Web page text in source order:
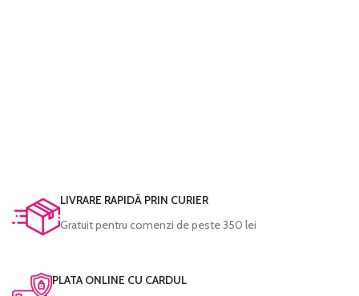
LIVRARE RAPIDĂ PRIN CURIER
Gratuit pentru comenzi de peste 350 lei
PLATA ONLINE CU CARDUL